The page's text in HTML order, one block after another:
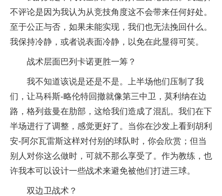
不评论是因为我认为从竞技角度这不会带来任何好处。
至于公正与否，如果未能实现，我们也无法挽回什么。
我保持冷静，或者说表面冷静，以免在此显得可笑。
战术层面巴列卡诺更胜一筹？
我不知道该说是还是不是。上半场他们压制了我
们，让马科斯-略伦特回撤就像第三中卫，莫利纳在边
路，格列兹曼在肋部，这给我们造成了混乱。我们在下
半场进行了调整，感觉更好了。当你在沙发上看到胡利
安-阿尔瓦雷斯这样对付别的球队时，你会欣赏；但当
别人对你这么做时，可就不那么享受了。作为教练，也
许我本可以设计一些战术来避免被他们打进三球。
双边卫战术？